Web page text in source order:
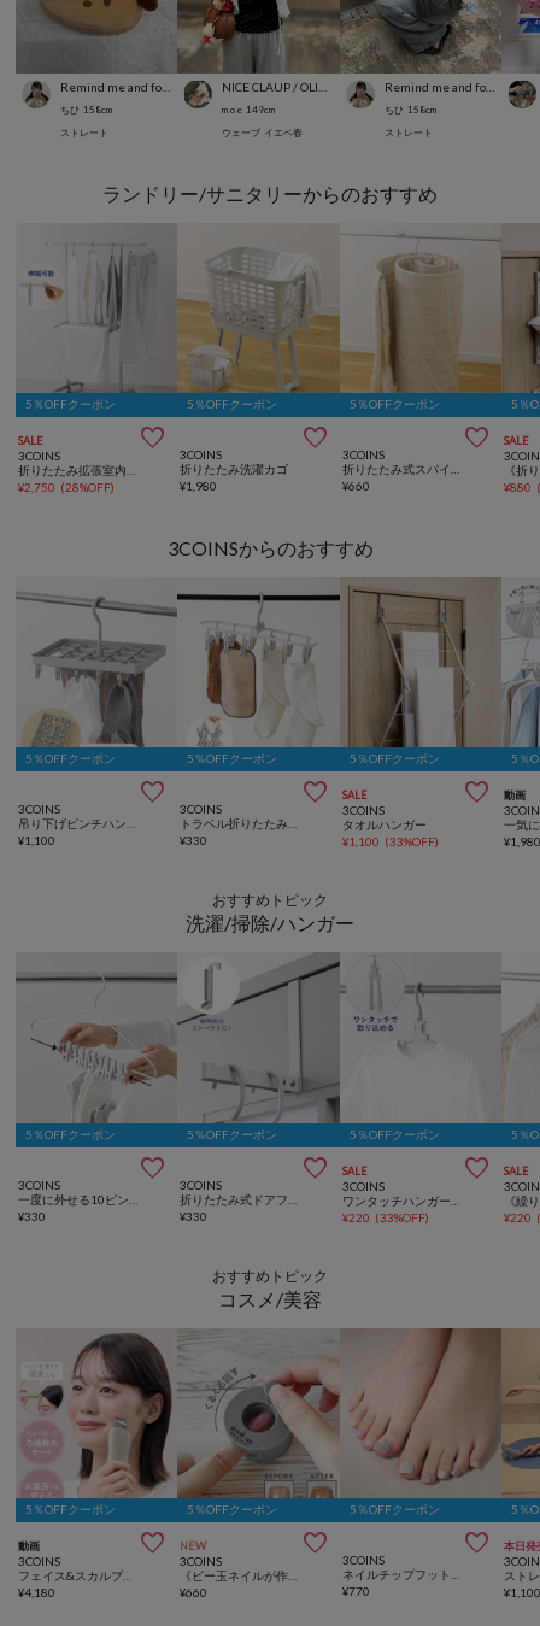
ちひ 158cm
ストレート
m o e 149cm
ウェーブ イエベ春
Remind me and forever
ちひ 158cm
ストレート
ランドリー/サニタリーからのおすすめ
5％OFFクーポン
SALE 
3COINS
¥2,750 (28%OFF)
5％OFFクーポン

3COINS
折りたたみ洗濯カゴ
¥1,980
5％OFFクーポン

3COINS
¥660
5％
SALE
¥880
3COINSからのおすすめ
5％OFFクーポン

3COINS
¥1,100
5％OFFクーポン

3COINS
¥330
5％OFFクーポン
SALE 
3COINS
タオルハンガー
¥1,100 (33%OFF)
5％
動画
¥
おすすめトピック
洗濯/掃除/ハンガー
5％OFFクーポン

3COINS
¥330
5％OFFクーポン

3COINS
¥330
5％OFFクーポン
SALE 
3COINS
¥220 (33%OFF)
5％
SALE
¥220
おすすめトピック
コスメ/美容
5％OFFクーポン
動画 
3COINS
¥4,180
5％OFFクーポン
NEW 
3COINS
¥660
5％OFFクーポン

3COINS
¥770
5％
本日発
¥